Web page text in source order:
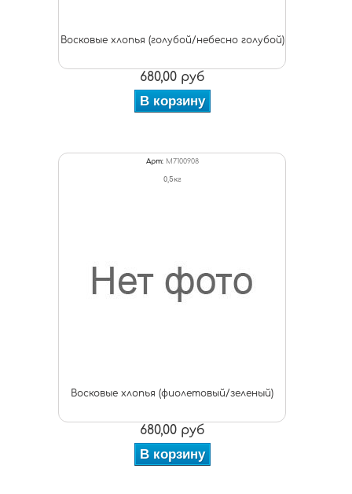
Восковые хлопья (голубой/небесно голубой)
680,00 руб
В корзину
Арт: M7100908
0,5кг
Восковые хлопья (фиолетовый/зеленый)
680,00 руб
В корзину